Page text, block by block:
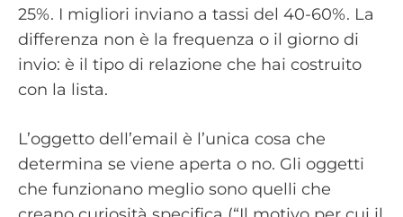
25%. I migliori inviano a tassi del 40-60%. La
differenza non è la frequenza o il giorno di
invio: è il tipo di relazione che hai costruito
con la lista.
L’oggetto dell’email è l’unica cosa che
determina se viene aperta o no. Gli oggetti
che funzionano meglio sono quelli che